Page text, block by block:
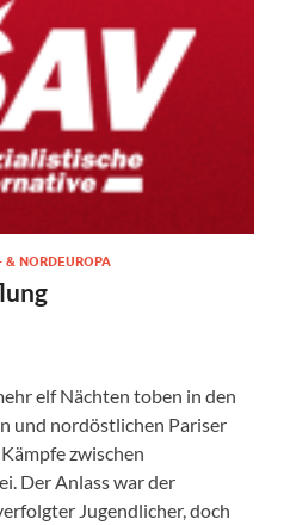
& NORDEUROPA
elf Nächten toben in den
und nordöstlichen Pariser
zwischen
Der Anlass war der
Jugendlicher, doch